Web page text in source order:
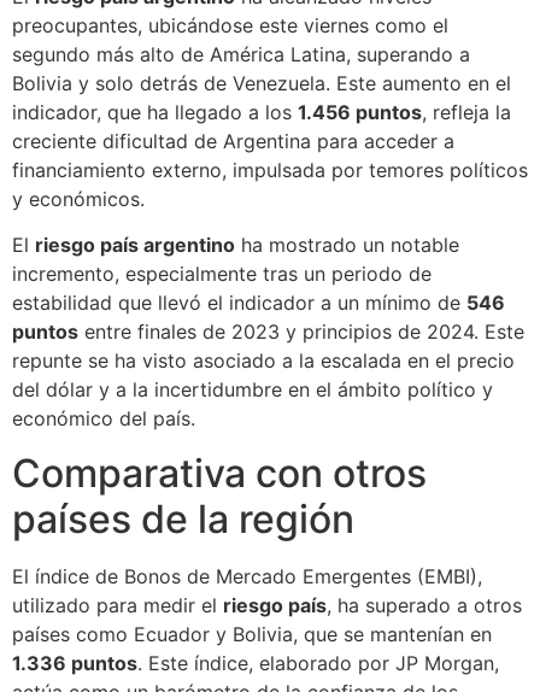
preocupantes, ubicándose este viernes como el
segundo más alto de América Latina, superando a
Bolivia y solo detrás de Venezuela. Este aumento en el
indicador, que ha llegado a los 1.456 puntos, refleja la
creciente dificultad de Argentina para acceder a
financiamiento externo, impulsada por temores políticos
y económicos.
El riesgo país argentino ha mostrado un notable
incremento, especialmente tras un periodo de
estabilidad que llevó el indicador a un mínimo de 546
puntos entre finales de 2023 y principios de 2024. Este
repunte se ha visto asociado a la escalada en el precio
del dólar y a la incertidumbre en el ámbito político y
económico del país.
Comparativa con otros
países de la región
El índice de Bonos de Mercado Emergentes (EMBI),
utilizado para medir el riesgo país, ha superado a otros
países como Ecuador y Bolivia, que se mantenían en
1.336 puntos. Este índice, elaborado por JP Morgan,